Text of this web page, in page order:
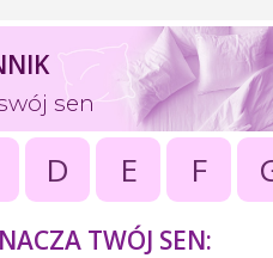
sen
D E F
TWÓJ SEN: